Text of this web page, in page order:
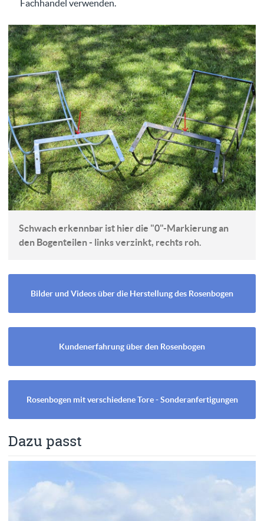
Fachhandel verwenden.
Schwach erkennbar ist hier die "0"-Markierung an
den Bogenteilen - links verzinkt, rechts roh.
Bilder und Videos über die Herstellung des Rosenbogen
Kundenerfahrung über den Rosenbogen
Rosenbogen mit verschiedene Tore - Sonderanfertigungen
Dazu passt